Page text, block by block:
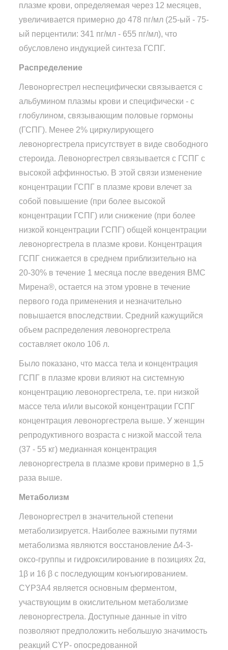
плазме крови, определяемая через 12 месяцев,
увеличивается примерно до 478 пг/мл (25-ый - 75-
ый перцентили: 341 пг/мл - 655 пг/мл), что
обусловлено индукцией синтеза ГСПГ.
Распределение
Левоноргестрел неспецифически связывается с
альбумином плазмы крови и специфически - с
глобулином, связывающим половые гормоны
(ГСПГ). Менее 2% циркулирующего
левоноргестрела присутствует в виде свободного
стероида. Левоноргестрел связывается с ГСПГ с
высокой аффинностью. В этой связи изменение
концентрации ГСПГ в плазме крови влечет за
собой повышение (при более высокой
концентрации ГСПГ) или снижение (при более
низкой концентрации ГСПГ) общей концентрации
левоноргестрела в плазме крови. Концентрация
ГСПГ снижается в среднем приблизительно на
20-30% в течение 1 месяца после введения ВМС
Мирена®, остается на этом уровне в течение
первого года применения и незначительно
повышается впоследствии. Средний кажущийся
объем распределения левоноргестрела
составляет около 106 л.
Было показано, что масса тела и концентрация
ГСПГ в плазме крови влияют на системную
концентрацию левоноргестрела, т.е. при низкой
массе тела и/или высокой концентрации ГСПГ
концентрация левоноргестрела выше. У женщин
репродуктивного возраста с низкой массой тела
(37 - 55 кг) медианная концентрация
левоноргестрела в плазме крови примерно в 1,5
раза выше.
Метаболизм
Левоноргестрел в значительной степени
метаболизируется. Наиболее важными путями
метаболизма являются восстановление ∆4-3-
оксо-группы и гидроксилирование в позициях 2α,
1β и 16 β с последующим конъюгированием.
CYP3A4 является основным ферментом,
участвующим в окислительном метаболизме
левоноргестрела. Доступные данные in vitro
позволяют предположить небольшую значимость
реакций CYP- опосредованной